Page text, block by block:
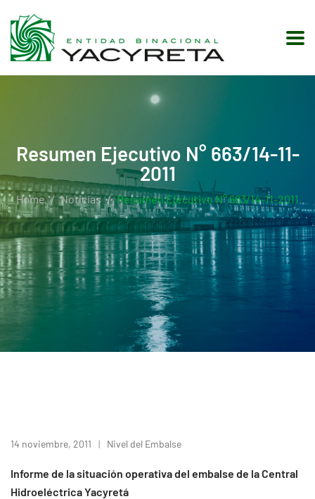
Resumen Ejecutivo N° 663/14-11-
2011
Home Noticias Resumen Ejecutivo N° 663/14-11-2011
14 noviembre, 2011 Nivel del Embalse
Informe de la situación operativa del embalse de la Central
Hidroeléctrica Yacyretá